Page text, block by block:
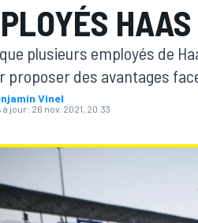
plusieurs employés de
proposer des avantages
Vinel
à jour: 26 nov. 2021, 20:33